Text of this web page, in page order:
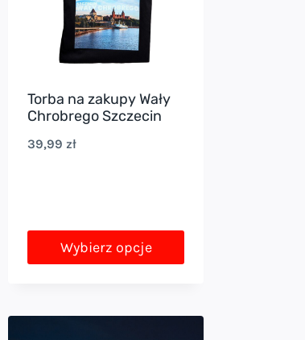
Torba na zakupy Wały
Chrobrego Szczecin
39,99 zł
Wybierz opcje